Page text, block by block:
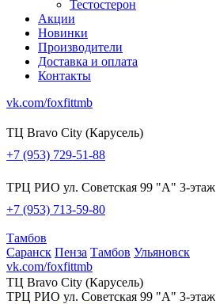
Тестостерон
Акции
Новинки
Производители
Доставка и оплата
Контакты
vk.com/foxfittmb
ТЦ Bravo City (Карусель)
+7 (953) 729-51-88
ТРЦ РИО ул. Советская 99 "А" 3-этаж
+7 (953) 713-59-80
Тамбов
Саранск Пенза Тамбов Ульяновск
vk.com/foxfittmb
ТЦ Bravo City (Карусель)
ТРЦ РИО ул. Советская 99 "А" 3-этаж